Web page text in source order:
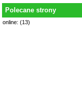
Polecane strony
online: (13)